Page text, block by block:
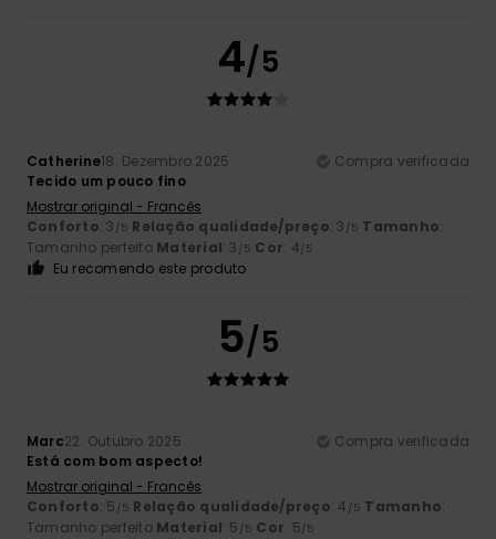
4/5
Catherine18. Dezembro 2025
Compra verificada
Tecido um pouco fino
Mostrar original - Francês
Conforto: 3 /5 Relação qualidade/preço: 3 /5 Tamanho:
Tamanho perfeito Material: 3 /5 Cor: 4/5
Eu recomendo este produto
5/5
Marc22. Outubro 2025
Compra verificada
Está com bom aspecto!
Mostrar original - Francês
Conforto: 5 /5 Relação qualidade/preço: 4 /5 Tamanho:
Tamanho perfeito Material: 5 /5 Cor: 5/5